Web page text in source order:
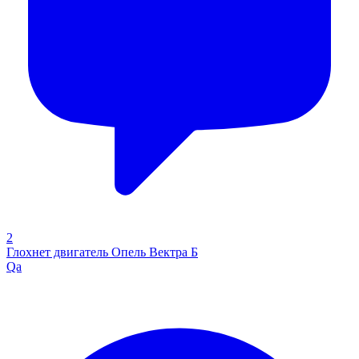
2
Глохнет двигатель Опель Вектра Б
Qa